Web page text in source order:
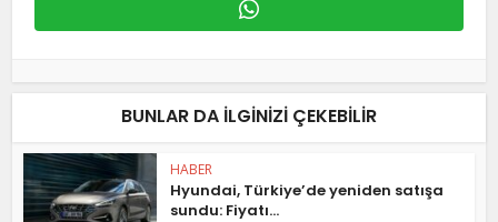
BUNLAR DA ILGINIZI ÇEKEBILIR
HABER
Hyundai, Türkiye’de yeniden satışa
sundu: Fiyatı...